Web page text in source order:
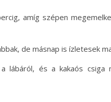
amíg szépen
de másnap is ízletesek
lábáról, és a kakaós